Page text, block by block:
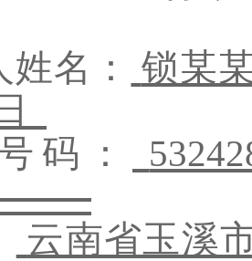
姓名 ：
锁某
日
码
：
云南省玉溪